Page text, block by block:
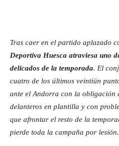
Tras caer en el partido aplazado
Deportiva Huesca atraviesa uno
delicados de la temporada. El
cuatro de los últimos veintiún
ante el Andorra con la obligación
delanteros en plantilla y con
que afrontar el resto de la
pierde toda la campaña por lesión.